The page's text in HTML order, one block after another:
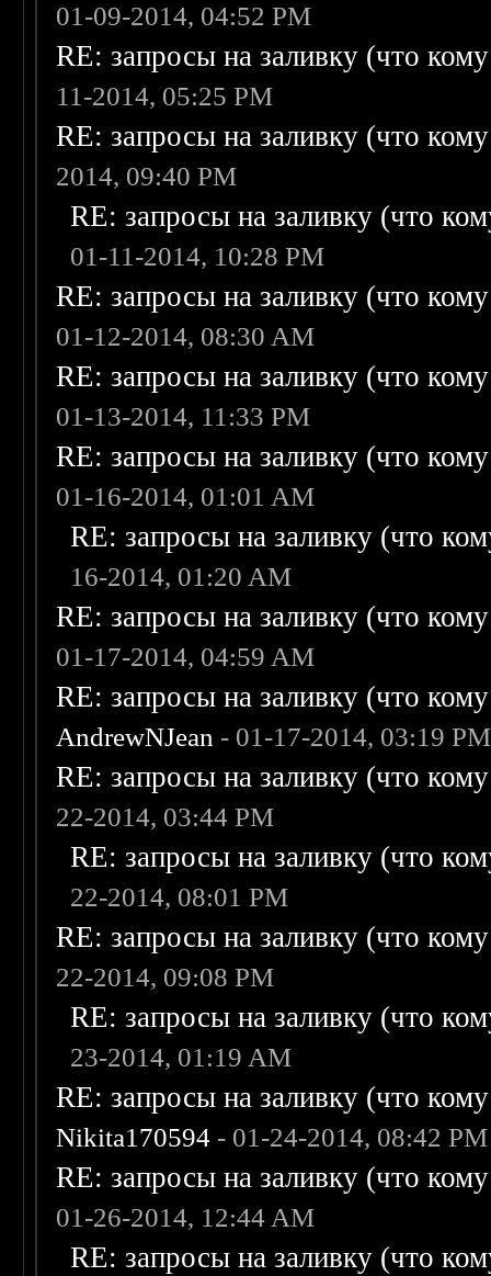
01-09-2014, 04:52 PM
RE: запросы на заливку (что
11-2014, 05:25 PM
RE: запросы на заливку (что
2014, 09:40 PM
RE: запросы на заливку (что
01-11-2014, 10:28 PM
RE: запросы на заливку (что
01-12-2014, 08:30 AM
RE: запросы на заливку (что
01-13-2014, 11:33 PM
RE: запросы на заливку (что
01-16-2014, 01:01 AM
RE: запросы на заливку (что
16-2014, 01:20 AM
RE: запросы на заливку (что
01-17-2014, 04:59 AM
RE: запросы на заливку (что
AndrewNJean - 01-17-2014, 03:19 PM
RE: запросы на заливку (что
22-2014, 03:44 PM
RE: запросы на заливку (что
22-2014, 08:01 PM
RE: запросы на заливку (что
22-2014, 09:08 PM
RE: запросы на заливку (что
23-2014, 01:19 AM
RE: запросы на заливку (что
Nikita170594 - 01-24-2014, 08:42 PM
RE: запросы на заливку (что
01-26-2014, 12:44 AM
RE: запросы на заливку (что